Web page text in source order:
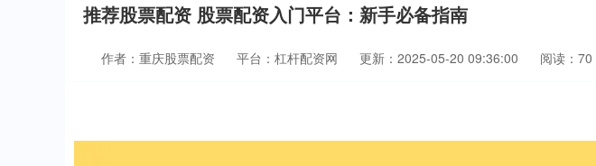
推荐股票配资 股票配资入门平台：新手必备指南
作者：重庆股票配资 平台：杠杆配资网 更新：2025-05-20 09:36:00 阅读：70